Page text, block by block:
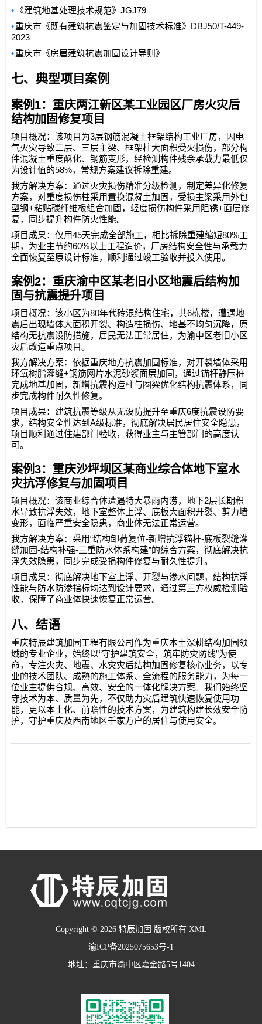
•
《建筑地基处理技术规范》JGJ79
•重庆市《既有建筑抗震鉴定与加固技术标准》 DBJ50/T-449-
2023
•重庆市《房屋建筑抗震加固设计导则》
七、典型项目案例
案例 1：重庆两江新区某工业园区厂房火灾后
结构加固修复项目
项目概况：该项目为3层钢筋混凝土框架结构工业厂房，因电
气火灾导致二层、三层主梁、框架柱大面积受火损伤，部分构
件混凝土重度酥化、钢筋变形，经检测构件残余承载力最低仅
为设计值的58%，常规方案建议拆除重建。
我方解决方案：通过火灾损伤精准分级检测，制定差异化修复
方案，对重度损伤柱采用置换混凝土加固，受损主梁采用外包
型钢+粘贴碳纤维板组合加固，轻度损伤构件采用阻锈+面层修
复，同步提升构件防火性能。
项目成果：仅用45天完成全部施工，相比拆除重建缩短80%工
期，为业主节约60%以上工程造价，厂房结构安全性与承载力
全面恢复至原设计标准，顺利通过竣工验收并投入使用。
案例2：重庆渝中区某老旧小区地震后结构加
固与抗震提升项目
项目概况：该小区为80年代砖混结构住宅，共6栋楼，遭遇地
震后出现墙体大面积开裂、构造柱损伤、地基不均匀沉降，原
结构无抗震设防措施，居民无法正常居住，为渝中区老旧小区
灾后改造重点项目。
我方解决方案：依据重庆地方抗震加固标准，对开裂墙体采用
环氧树脂灌缝+钢筋网片水泥砂浆面层加固，通过锚杆静压桩
完成地基加固，新增抗震构造柱与圈梁优化结构抗震体系，同
步完成构件耐久性修复。
项目成果：建筑抗震等级从无设防提升至重庆6度抗震设防要
求，结构安全性达到A级标准，彻底解决居民居住安全隐患，
项目顺利通过住建部门验收，获得业主与主管部门的高度认
可。
案例3：重庆沙坪坝区某商业综合体地下室水
灾抗浮修复与加固项目
项目概况：该商业综合体遭遇特大暴雨内涝，地下2层长期积
水导致抗浮失效，地下室整体上浮、底板大面积开裂、剪力墙
变形，面临严重安全隐患，商业体无法正常运营。
我方解决方案：采用“结构卸荷复位-新增抗浮锚杆-底板裂缝灌
缝加固-结构补强-三重防水体系构建”的综合方案，彻底解决抗
浮失效隐患，同步完成受损构件修复与耐久性提升。
项目成果：彻底解决地下室上浮、开裂与渗水问题，结构抗浮
性能与防水防渗指标均达到设计要求，通过第三方权威检测验
收，保障了商业体快速恢复正常运营。
八、结语
重庆特辰建筑加固工程有限公司作为重庆本土深耕结构加固领
域的专业企业，始终以“守护建筑安全，筑牢防灾防线”为使
命，专注火灾、地震、水灾灾后结构加固修复核心业务，以专
业的技术团队、成熟的施工体系、全流程的服务能力，为每一
位业主提供合规、高效、安全的一体化解决方案。我们始终坚
守技术为本、质量为先，不仅助力灾后建筑快速恢复使用功
能，更以本土化、前瞻性的技术方案，为建筑构建长效安全防
护，守护重庆及西南地区千家万户的居住与使用安全。
Copyright © 2026 特辰加固 版权所有 XML
渝ICP备2025075653号-1
地址：重庆市渝中区嘉金路5号1404